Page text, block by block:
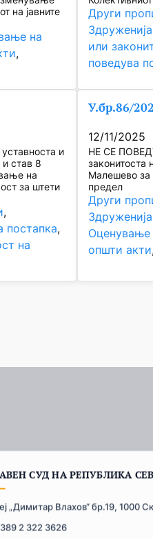
на јавните
на
Други
или
поведува
и
став 8
на
за штети
постапка
на
У.бр.86/
12/11/2025
НЕ СЕ
законитоста
Малешево за
предел
Други
Оценување
општи акти
СУД НА РЕПУБЛИКА
„Димитар Влахов“ бр.19, 1000
2 322 3626